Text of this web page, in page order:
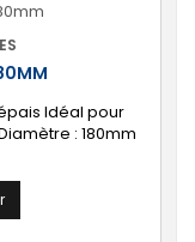
Idéal pour
: 180mm